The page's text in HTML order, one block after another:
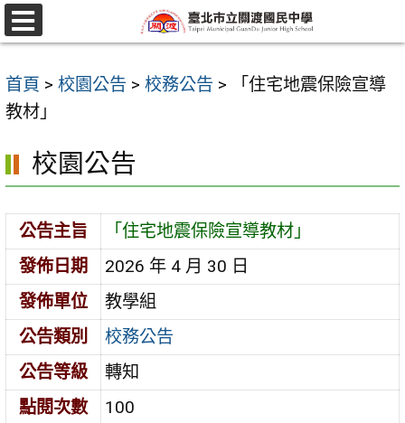
跳
至
要
內
區
選
單
首頁 > 校園公告 > 校務公告 >
「住宅地震保險宣導
教材」
校園公告
公告主旨
「住宅地震保險宣導教材」
發佈日期
2026 年 4 月 30 日
發佈單位
教學組
公告類別
校務公告
公告等級
轉知
點閱次數
100